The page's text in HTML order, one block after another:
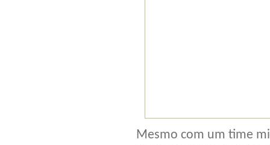
Mesmo com um time